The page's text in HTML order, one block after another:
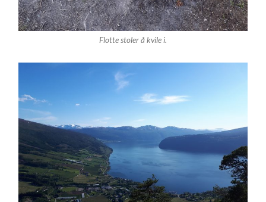
Flotte stoler å kvile i.